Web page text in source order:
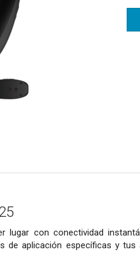
lugar con conectividad
de aplicación específicas y